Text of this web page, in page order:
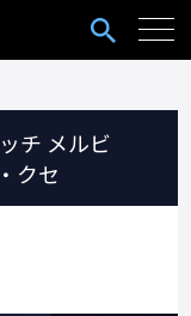
チ メルビ
クセ